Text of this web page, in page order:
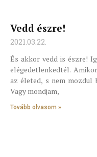
Vedd észre!
2021.03.22.
És akkor vedd is észre!
elégedetlenkedtél.
az életed, s nem mozdul
Vagy mondjam,
Tovább olvasom »